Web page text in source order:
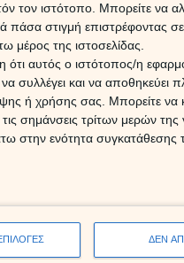
τον ιστότοπο. Μπορείτε να
στιγμή επιστρέφοντας
μέρος της ιστοσελίδας.
αυτός ο ιστότοπος/η
συλλέγει και να αποθηκεύει
ή χρήσης σας. Μπορείτε να
σημάνσεις τρίτων μερών
στην ενότητα συγκατάθεσης
ΔΕΝ
Λέων με Λέων
Λέων με Σκορπιό
Λέων με Υδροχόο
Παρθένος με Ταύρο
Παρθένος με Λέων
Παρθένος με Σκορπιό
Παρθένος με Υδροχόο
Ζυγός με Ταύρο
Ζυγός με Λέων
Ζυγός με Σκορπιό
Ζυγός με Υδροχόο